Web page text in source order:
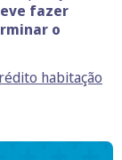
eve fazer
o
habitação